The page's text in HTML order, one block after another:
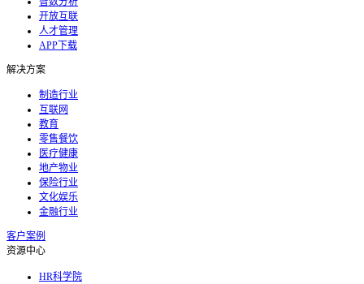
开放互联
人才管理
APP下载
解决方案
制造行业
互联网
教育
零售餐饮
医疗健康
地产物业
保险行业
文化娱乐
金融行业
客户案例
资源中心
HR科学院